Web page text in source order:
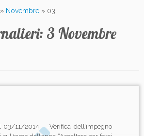
» Novembre » 03
3 Novembre
03/11/2014 -Verifica dell’impegno